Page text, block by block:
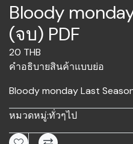
Bloody
(จบ) PDF
20 THB
คำอธิบายสินค้าแบบย่อ
Bloody monday Last
หมวดหมู่:ทั่วๆไป